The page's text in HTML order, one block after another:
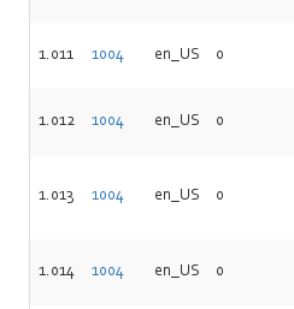
1.011 1004 en_US 0
1.012 1004 en_US 0
1.013 1004 en_US 0
1.014 1004 en_US 0